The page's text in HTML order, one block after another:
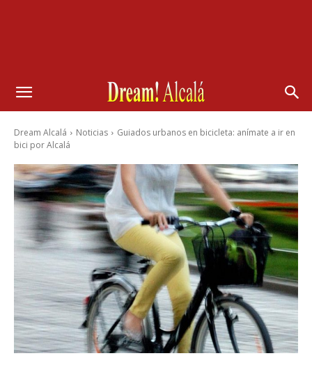
Dream Alcalá Noticias
Guiados urbanos en bicicleta: anímate a ir en
bici por Alcalá